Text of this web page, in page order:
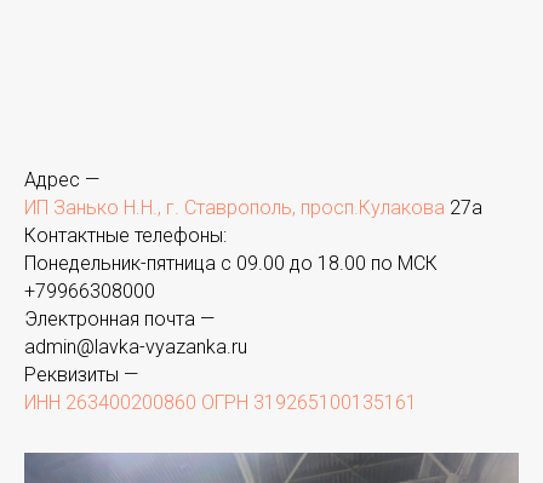
Адрес —
ИП Занько Н.Н., г. Ставрополь, просп.Кулакова 27а
Контактные телефоны:
Понедельник-пятница с 09.00 до 18.00 по МСК
+79966308000
Электронная почта —
admin@lavka-vyazanka.ru
Реквизиты —
ИНН 263400200860 ОГРН 319265100135161